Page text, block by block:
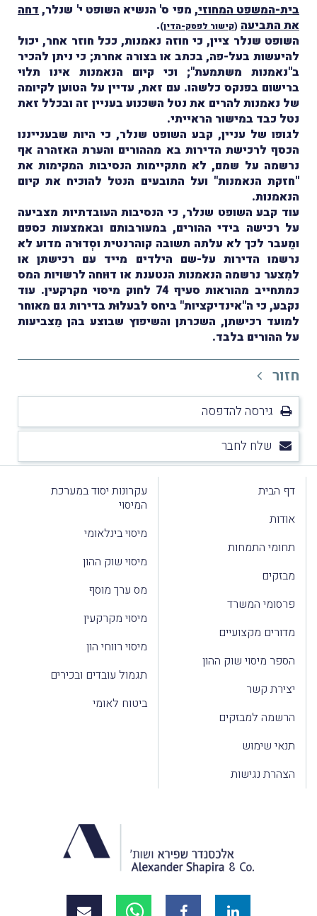
בית-המשפט המחוזי, מפי ס' הנשיא השופט י' שנלר,דחה
את התביעה (קישור לפסק-הדין)
.
השופט שנלר ציין, כי חוזה נאמנות, ככל חוזר אחר, יכול
להיעשות בעל-פה, בכתב או בצורה אחרת; כי ניתן להכיר
ב"נאמנות משתמעת"; וכי קיום הנאמנות אינו תלוי
ברישום בפנקס כלשהו. עם זאת, עדיין על הטוען לקיומה
של נאמנות להרים את נטל השכנוע בעניין זה ובכלל זאת
נטל כבד במישור הראייתי.
לגופו של עניין, קבע השופט שנלר, כי היות שבענייננו
הכסף לרכישת הדירות בא מההורים והערת האזהרה אף
נרשמה על שמם, לא מתקיימות הנסיבות המקימות את
"חזקת הנאמנות" ועל התובעים הנטל להוכיח את קיום
הנאמנות.
עוד קבע השופט שנלר, כי הנסיבות העובדתיות מצביעה
על רכישה בידי ההורים, במעורבותם ובאמצעות כספם
ומֵעבר לכך לא עלתה תשובה קוהרנטית וסְדוּרה מדוע לא
נרשמו הדירות על-שם הילדים מייד עם רכישתן או
למִצער נרשמה הנאמנות הנטענת או דוּוחה לרשויות המס
כמתחייב מהוראות סעיף 74 לחוק מיסוי מקרקעין. עוד
נקבע, כי ה"אינדיקציות" ביחס לבעלוּת בדירות גם מאוחר
למועד רכישתן, השכרתן והשיפוץ שבוצע בהן מַצביעות
על ההורים בלבד.
חזור
גירסה להדפסה
שלח לחבר
דף הבית
אודות
תחומי התמחות
מבזקים
פרסומי המשרד
מדורים מקצועיים
הספר מיסוי שוק ההון
יצירת קשר
הרשמה למבזקים
תנאי שימוש
הצהרת נגישות
עקרונות יסוד במערכת
המיסוי
מיסוי בינלאומי
מיסוי שוק ההון
מס ערך מוסף
מיסוי מקרקעין
מיסוי רווחי הון
תגמול עובדים ובכירים
ביטוח לאומי